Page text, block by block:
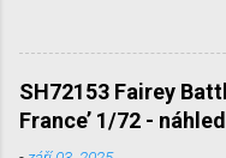
detailní
doplní
SH72153 Fairey
France’ 1/72 -